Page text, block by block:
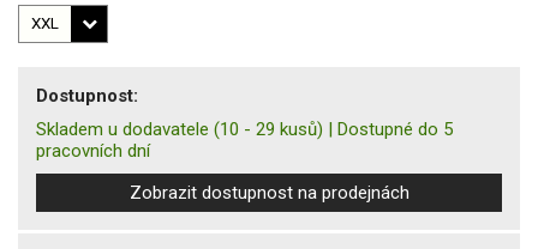
Dostupnost:
Skladem u dodavatele (10 - 29 kusů) | Dostupné do 5
pracovních dní
Zobrazit dostupnost na prodejnách